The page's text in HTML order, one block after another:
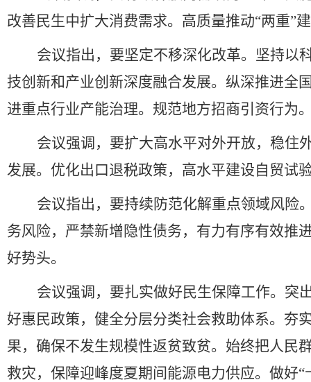
改善民生中扩大消费需求。高质量推动“两重”
会议指出，要坚定不移深化改革。坚持以
技创新和产业创新深度融合发展。纵深推进全
进重点行业产能治理。规范地方招商引资行为
会议强调，要扩大高水平对外开放，稳住
发展。优化出口退税政策，高水平建设自贸试
会议指出，要持续防范化解重点领域风险
务风险，严禁新增隐性债务，有力有序有效推
好势头。
会议强调，要扎实做好民生保障工作。突
好惠民政策，健全分层分类社会救助体系。夯
果，确保不发生规模性返贫致贫。始终把人民
救灾，保障迎峰度夏期间能源电力供应。做好“